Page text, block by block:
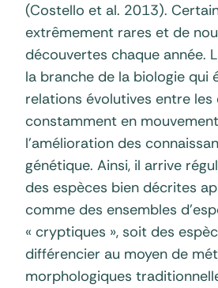
(Costello et al. 2013).
extrêmement rares et de
découvertes chaque année.
la branche de la biologie qui
relations évolutives entre les
constamment en
l’amélioration des
génétique. Ainsi, il arrive
des espèces bien décrites
comme des ensembles
« cryptiques », soit des
différencier au moyen de
morphologiques